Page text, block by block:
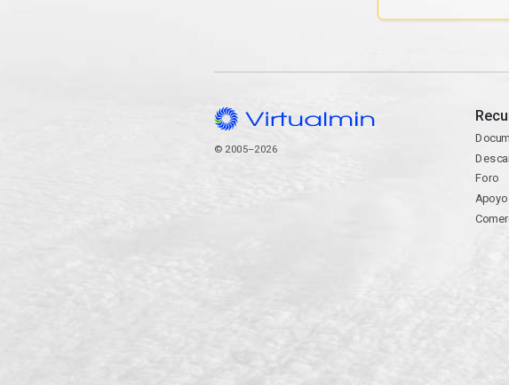
© 2005–2026
Foro
Apoyo